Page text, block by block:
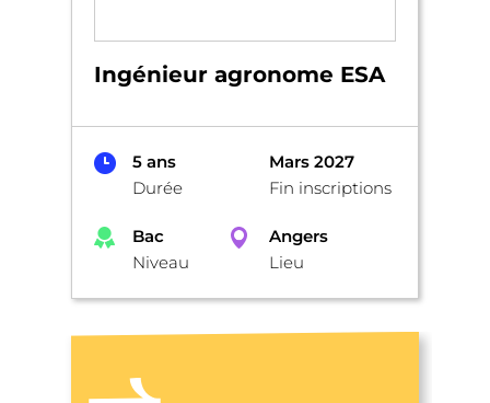
Ingénieur agronome ESA
5 ans
Durée
Mars 2027
Fin inscriptions
Bac
Niveau
Angers
Lieu